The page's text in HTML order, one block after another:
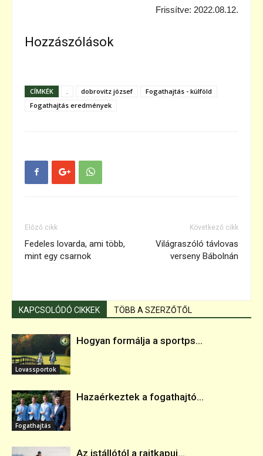
Frissítve: 2022.08.12.
Hozzászólások
CÍMKÉK dobrovitz józsef
Fogathajtás - külföld
Fogathajtás eredmények
Előző cikk
Fedeles lovarda, ami több,
mint egy csarnok
Következő cikk
Világraszóló távlovas
verseny Bábolnán
KAPCSOLÓDÓ CIKKEK TÖBB A SZERZŐTŐL
Lovassportok
Hogyan formálja a sportps...
Fogathajtás
Hazaérkeztek a fogathajtó...
Az istállótól a rajtkapui...